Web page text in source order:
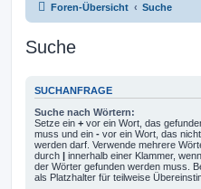
Foren-Übersicht Suche
Suche
SUCHANFRAGE
Suche nach Wörtern:
Setze ein + vor ein Wort, das
muss und ein - vor ein Wort, das
werden darf. Verwende mehrere
durch | innerhalb einer Klammer,
der Wörter gefunden werden muss.
als Platzhalter für teilweise